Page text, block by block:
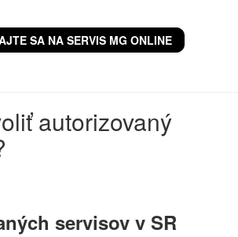
SA NA SERVIS MG ONLINE
autorizovaný
servisov v SR